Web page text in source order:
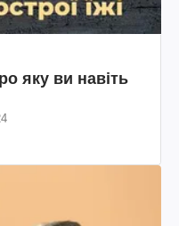
яку ви навіть